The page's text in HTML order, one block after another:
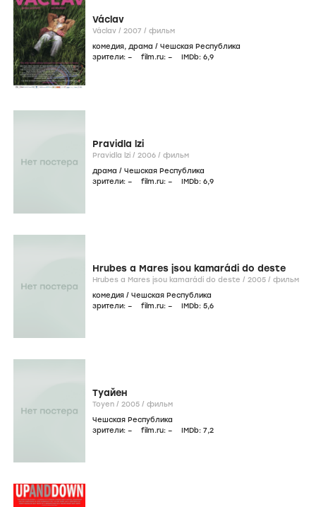
Václav
Václav / 2007 / фильм
комедия, драма / Чешская Республика
зрители: – film.ru: – IMDb: 6,9
Pravidla lzi
Pravidla lzi / 2006 / фильм
драма / Чешская Республика
зрители: – film.ru: – IMDb: 6,9
Hrubes a Mares jsou kamarádi do deste
Hrubes a Mares jsou kamarádi do deste / 2005 / фильм
комедия / Чешская Республика
зрители: – film.ru: – IMDb: 5,6
Туайен
Toyen / 2005 / фильм
Чешская Республика
зрители: – film.ru: – IMDb: 7,2